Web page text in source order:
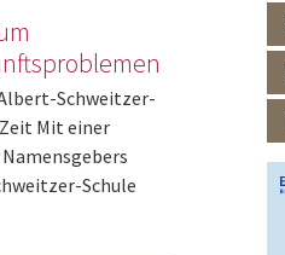
Schweitzer-
Mit einer
Schule